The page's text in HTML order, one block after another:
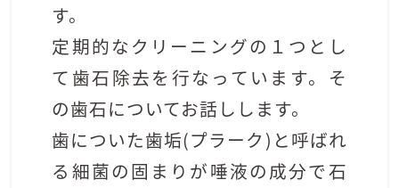
す。
定期的なクリーニングの１つとし
て歯石除去を行なっています。そ
の歯石についてお話しします。
歯についた歯垢(プラーク ) と呼ばれ
る細菌の固まりが唾液の成分で石